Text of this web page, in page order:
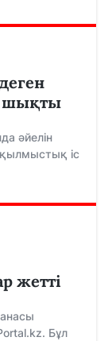
шықты
әйелін
қылмыстық іс
жетті
Бұл